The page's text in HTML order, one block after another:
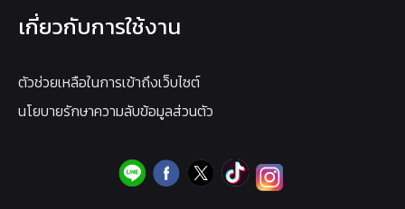
เกี่ยวกับการใช้งาน
ตัวช่วยเหลือในการเข้าถึงเว็บไซต์
นโยบายรักษาความลับข้อมูลส่วนตัว